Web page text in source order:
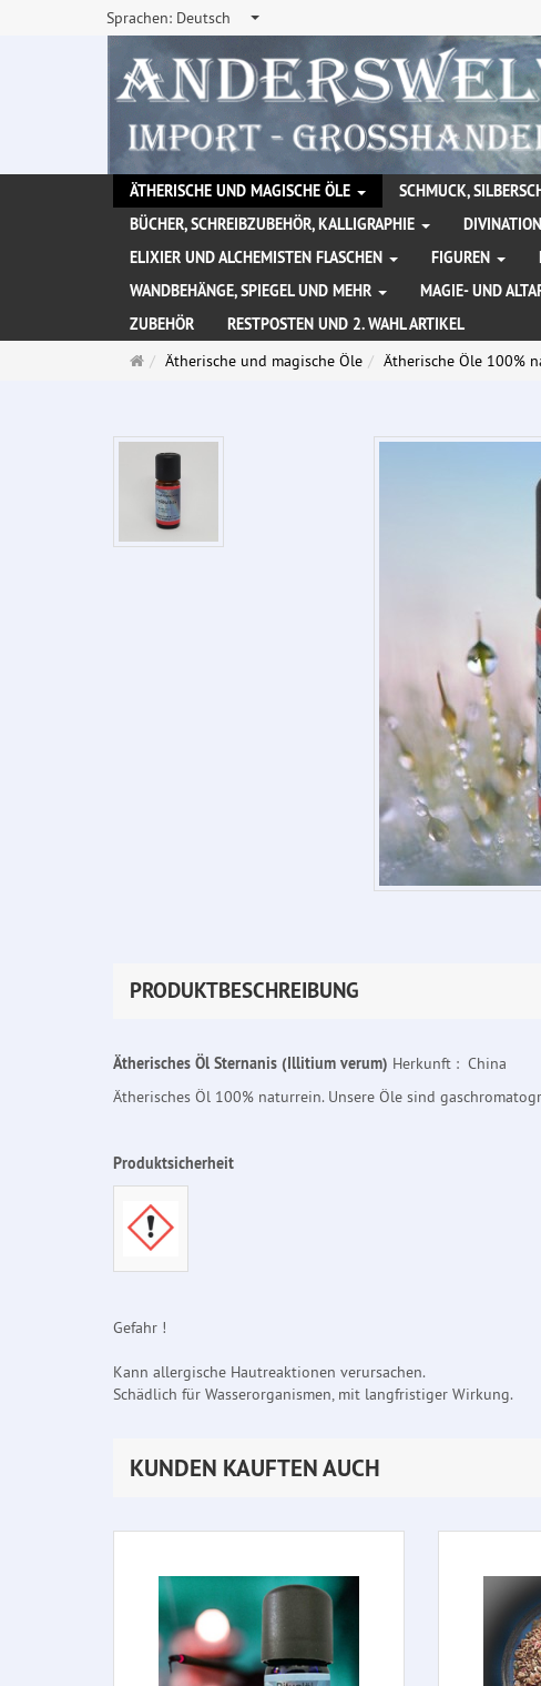
Sprachen: Deutsch
ÄTHERISCHE UND MAGISCHE ÖLE SCHMUCK,
BÜCHER, SCHREIBZUBEHÖR, KALLIGRAPHIE
ELIXIER UND ALCHEMISTEN FLASCHEN
FIGUREN
WANDBEHÄNGE, SPIEGEL UND MEHR
MAGIE- UND
ZUBEHÖR
RESTPOSTEN UND 2. WAHL ARTIKEL
Startseite
Ätherische und magische Öle Ätherische Öle 100%
PRODUKTBESCHREIBUNG
Ätherisches Öl Sternanis (Illitium verum) Herkunft : China
Ätherisches Öl 100% naturrein. Unsere Öle sind
Produktsicherheit
Gefahr !
Kann allergische Hautreaktionen verursachen.
Schädlich für Wasserorganismen, mit langfristiger Wirkung.
KUNDEN KAUFTEN AUCH